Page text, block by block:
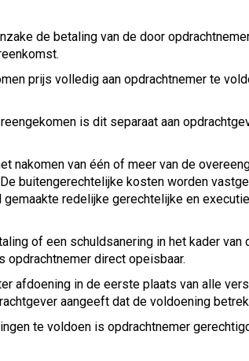
de betaling van de door
prijs volledig aan opdrachtnemer te
is dit separaat aan
nakomen van één of meer van de
buitengerechtelijke kosten worden
redelijke gerechtelijke en
of een schuldsanering in het kader
opdrachtnemer direct opeisbaar.
afdoening in de eerste plaats van alle
aangeeft dat de voldoening
te voldoen is opdrachtnemer